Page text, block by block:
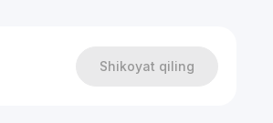
Shikoyat qiling